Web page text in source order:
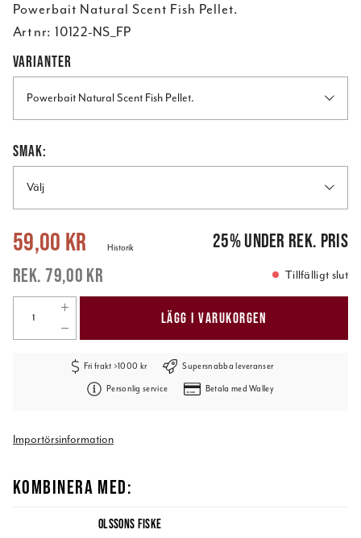
Powerbait Natural Scent Fish Pellet.
Art nr: 10122-NS_FP
VARIANTER
Powerbait Natural Scent Fish Pellet.
SMAK:
Välj
Nuvarande pris: 79,00 kr
59,00 kr
79,00 kr
Historik 25%under rek. pris
Tillfälligt slut
LÄGG I VARUKORGEN
Fri frakt >1000 kr Supersnabba leveranser
Personlig service Betala med Walley
Importörsinformation
KOMBINERA MED:
OLSSONS FISKE